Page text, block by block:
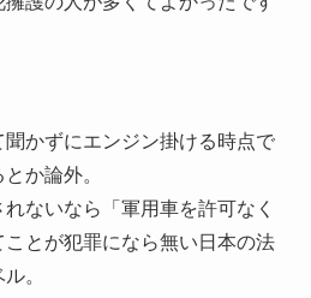
かずにエンジン掛ける時点で
か論外。
ないなら「軍用車を許可なく
とが犯罪になら無い日本の法
。